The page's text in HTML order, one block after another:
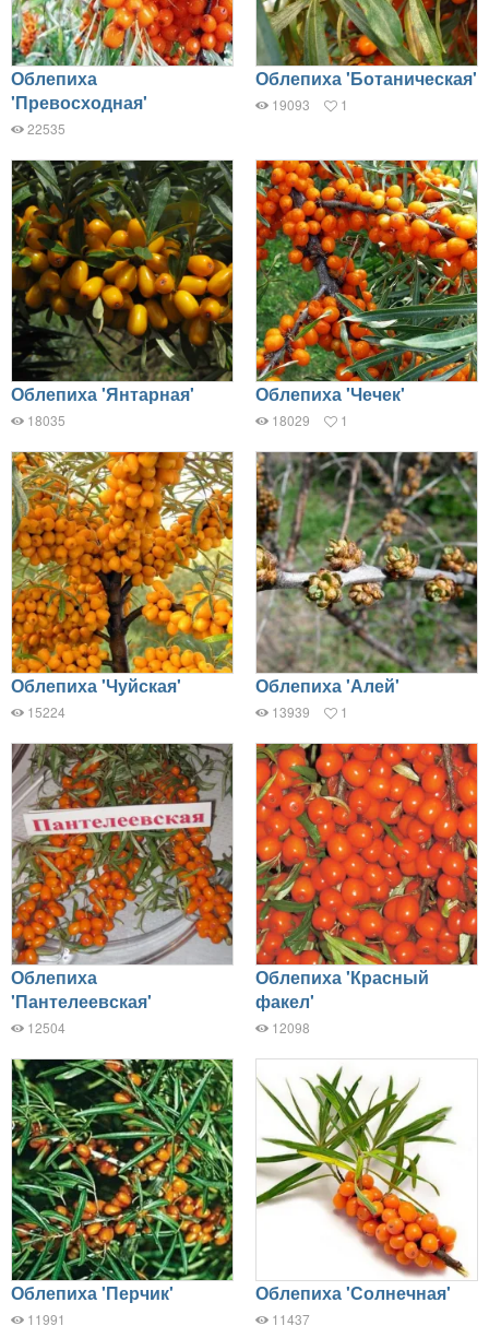
Облепиха
'Превосходная'
22535
Облепиха 'Ботаническая'
19093 1
Облепиха 'Янтарная'
18035
Облепиха 'Чечек'
18029 1
Облепиха 'Чуйская'
15224
Облепиха 'Алей'
13939 1
Облепиха
'Пантелеевская'
12504
Облепиха 'Красный
факел'
12098
Облепиха 'Перчик'
11991
Облепиха 'Солнечная'
11437